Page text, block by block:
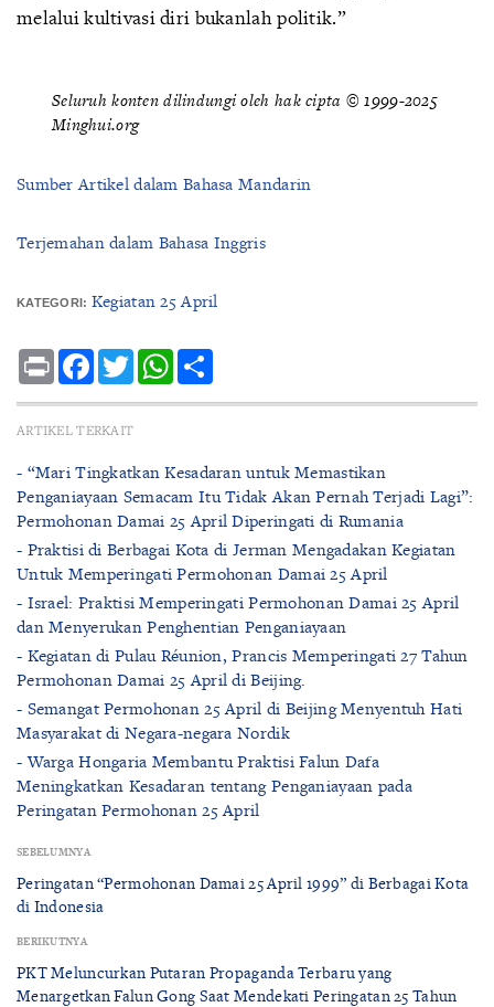
melalui kultivasi diri bukanlah politik.”
Seluruh konten dilindungi oleh hak cipta © 1999-2025
Minghui.org
Sumber Artikel dalam Bahasa Mandarin
Terjemahan dalam Bahasa Inggris
KATEGORI: Kegiatan 25 April
Print FacebookTwitterWhatsApp
ARTIKEL TERKAIT
- “Mari Tingkatkan Kesadaran untuk Memastikan
Penganiayaan Semacam Itu Tidak Akan Pernah Terjadi Lagi”:
Permohonan Damai 25 April Diperingati di Rumania
- Praktisi di Berbagai Kota di Jerman Mengadakan Kegiatan
Untuk Memperingati Permohonan Damai 25 April
- Israel: Praktisi Memperingati Permohonan Damai 25 April
dan Menyerukan Penghentian Penganiayaan
- Kegiatan di Pulau Réunion, Prancis Memperingati 27 Tahun
Permohonan Damai 25 April di Beijing.
- Semangat Permohonan 25 April di Beijing Menyentuh Hati
Masyarakat di Negara-negara Nordik
- Warga Hongaria Membantu Praktisi Falun Dafa
Meningkatkan Kesadaran tentang Penganiayaan pada
Peringatan Permohonan 25 April
SEBELUMNYA
Peringatan “Permohonan Damai 25 April 1999” di Berbagai Kota
di Indonesia
BERIKUTNYA
PKT Meluncurkan Putaran Propaganda Terbaru yang
Menargetkan Falun Gong Saat Mendekati Peringatan 25 Tahun